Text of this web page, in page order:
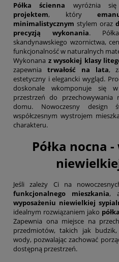
Półka ścienna wyróżnia
projektem, który
minimalistycznym stylem oraz
precyzją wykonania.
skandynawskiego wzornictwa,
funkcjonalność w naturalnych
Wykonana z wysokiej klasy
zapewnia trwałość na lata,
estetyczny i elegancki wygląd.
doskonale wkomponuje się
przestrzeń do
domu. Nowoczesny design
współczesnym wystrojem
charakteru.
Półka nocna
Jeśli zależy Ci na
funkcjonalnego mieszkania,
wyposażeniu niewielkiej
idealnym rozwiązaniem jako
Zapewnia ona miejsce na
przedmiotów, takich jak
wody, pozwalając zachować
dostępną przestrzeń.